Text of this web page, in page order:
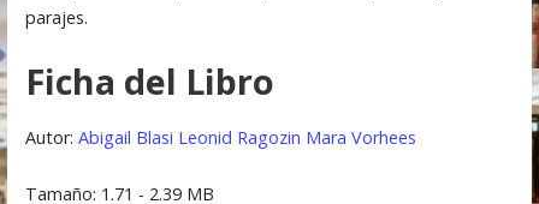
parajes.
Ficha del Libro
Autor: Abigail Blasi Leonid Ragozin Mara Vorhees
Tamaño: 1.71 - 2.39 MB